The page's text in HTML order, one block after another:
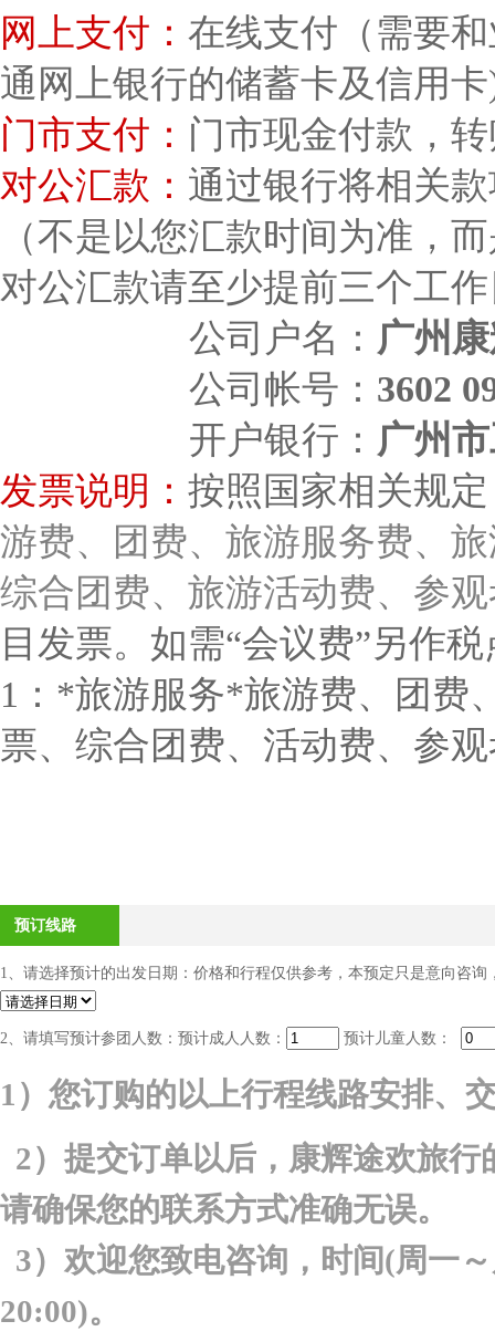
网上支付： 在线支付（需要
通网上银行的储蓄卡及信用
门市支付： 门市现金付款，
对公汇款： 通过银行将相关
（不是以您汇款时间为准，
对公汇款请至少提前三个工
公司户名： 广州
公司帐号： 3602
开户银行： 广州
发票说明： 按照国家相关规
游费、团费、旅游服务费、
综合团费、旅游活动费、参
目发票。如需“会议费”另作
1：*旅游服务*旅游费、团费
票、综合团费、活动费、参
预订线路
1、请选择预计的出发日期：价格和行程仅供参考，本预定只是意向咨
2、请填写预计参团人数： 预计成人人数： 预计儿童人数：
1）您订购的以上行程线路安排、
2）提交订单以后，康辉途欢旅
请确保您的联系方式准确无误。
3）欢迎您致电咨询，时间(周一
20:00)。